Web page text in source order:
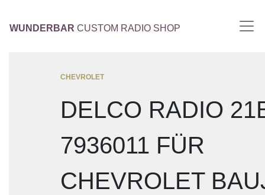
WUNDERBAR CUSTOM RADIO SHOP
CHEVROLET
DELCO RADIO
7936011 FÜR
CHEVROLET